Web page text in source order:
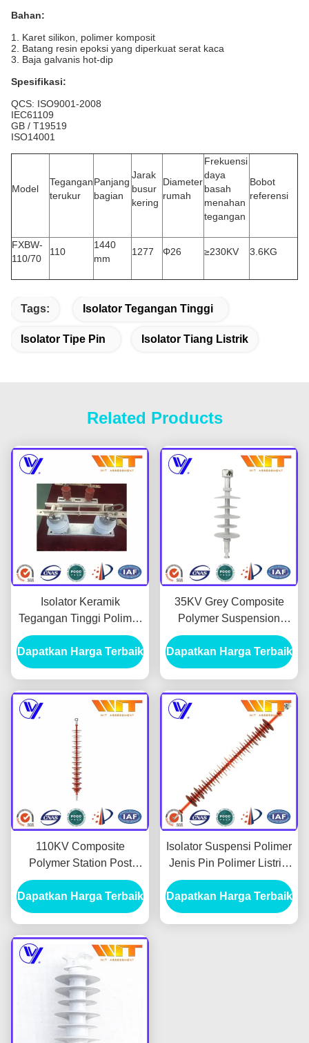
Bahan:
1. Karet silikon, polimer komposit
2. Batang resin epoksi yang diperkuat serat kaca
3. Baja galvanis hot-dip
Spesifikasi:
QCS: ISO9001-2008
IEC61109
GB / T19519
ISO14001
Model
Tegangan
terukur
Panjang
bagian
Jarak
busur
kering
Diameter
rumah
Frekuensi
daya
basah
menahan
tegangan
Bobot
referensi
FXBW-
110/70
110
1440
mm
1277 Φ26 ≥230KV 3.6KG
Tags: Isolator Tegangan Tinggi
Isolator Tipe Pin Isolator Tiang Listrik
Related Products
Isolator Keramik
Tegangan Tinggi Polimer
Isolator Suspensi Polimer
Digunakan Dalam Sistem
Kelistrikan
Dapatkan Harga Terbaik
35KV Grey Composite
Polymer Suspension
Insulator untuk Gardu
Induk
Dapatkan Harga Terbaik
110KV Composite
Polymer Station Post
Insulator untuk Tegangan
Tinggi
Dapatkan Harga Terbaik
Isolator Suspensi Polimer
Jenis Pin Polimer Listrik,
Insulator Karet Silicone
66KV
Dapatkan Harga Terbaik